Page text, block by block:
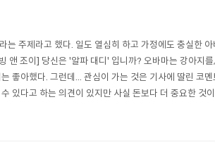
주제라고 했다. 일도 열심히 하고 가정에도 충실한
앤 조이] 당신은 '알파 대디' 입니까? 오바마는 강아지
좋아했다. 그런데... 관심이 가는 것은 기사에 딸린 코
있다고 하는 의견이 있지만 사실 돈보다 더 중요한 것
모님은 일년에 두 번(설날..